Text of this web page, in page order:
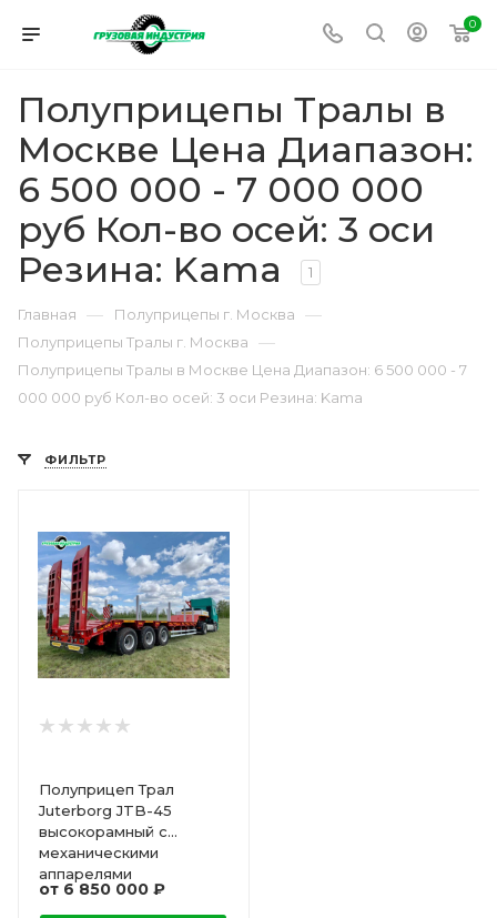
0
Полуприцепы Тралы в
Москве Цена Диапазон:
6 500 000 - 7 000 000
руб Кол-во осей: 3 оси
Резина: Kama
1
Главная — Полуприцепы г. Москва —
Полуприцепы Тралы г. Москва —
Полуприцепы Тралы в Москве Цена Диапазон: 6 500 000 - 7
000 000 руб Кол-во осей: 3 оси Резина: Kama
ФИЛЬТР
Полуприцеп Трал
Juterborg JTB-45
высокорамный с
механическими
аппарелями
от 6 850 000 ₽